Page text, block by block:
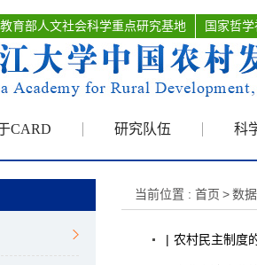
育部人文社会科学重点研究基地 国家哲
CARD 研究队伍 科
当前位置 : 首页 >数
农村
| 民主制度